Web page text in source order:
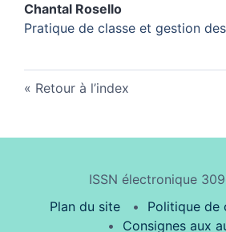
Chantal Rosello
Pratique de classe et gestion
Retour à l’index
ISSN électronique
Plan du site
Politique de
Consignes aux